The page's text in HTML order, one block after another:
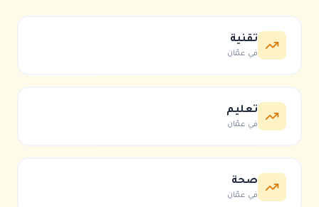
تقنية
في عمّان
تعليم
في عمّان
صحة
في عمّان